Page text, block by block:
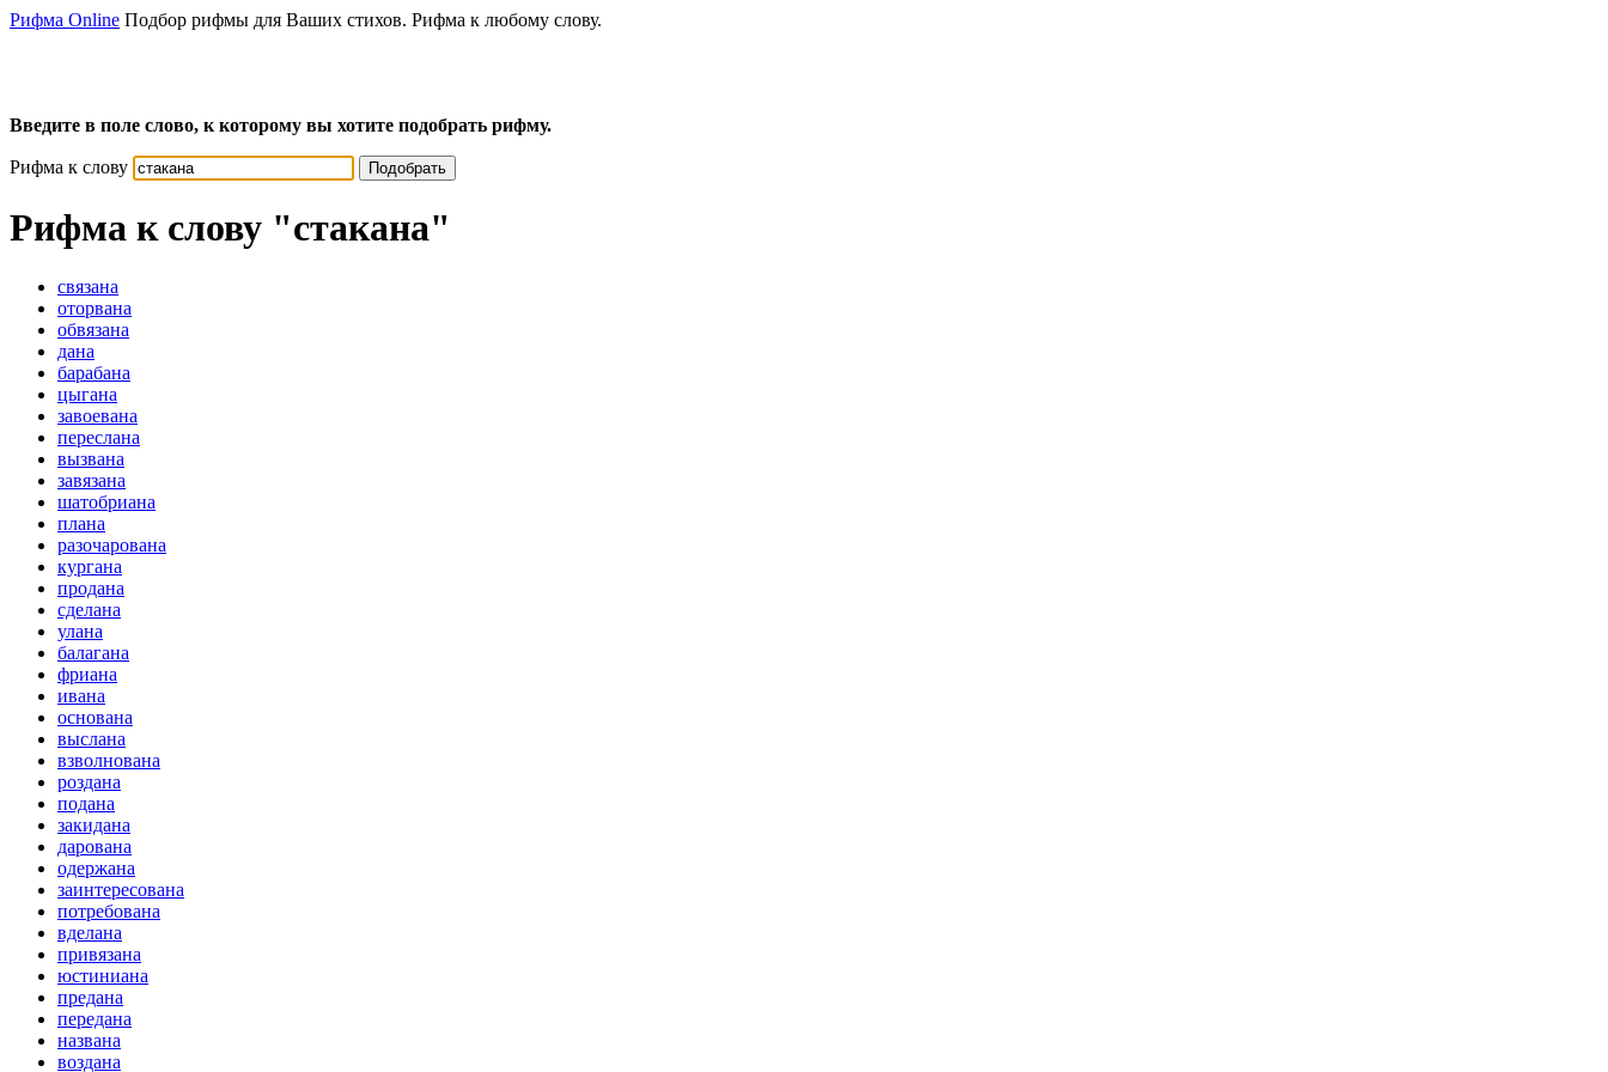
Рифма Online Подбор рифмы для Ваших стихов. Рифма к любому слову.
Введите в поле слово, к которому вы хотите подобрать рифму.
Рифма к слову Подобрать
Рифма к слову "стакана"
связана
оторвана
обвязана
дана
барабана
цыгана
завоевана
переслана
вызвана
завязана
шатобриана
плана
разочарована
кургана
продана
сделана
улана
балагана
фриана
ивана
основана
выслана
взволнована
роздана
подана
закидана
дарована
одержана
заинтересована
потребована
вделана
привязана
юстиниана
предана
передана
названа
воздана